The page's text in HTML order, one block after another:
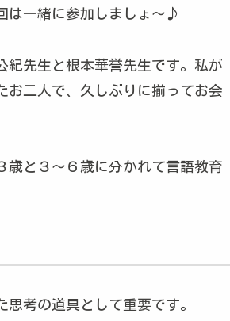
は一緒に参加しましょ～♪
紀先生と根本華誉先生です。私が
お二人で、久しぶりに揃ってお会
歳と３～６歳に分かれて言語教育
考の道具として重要です。